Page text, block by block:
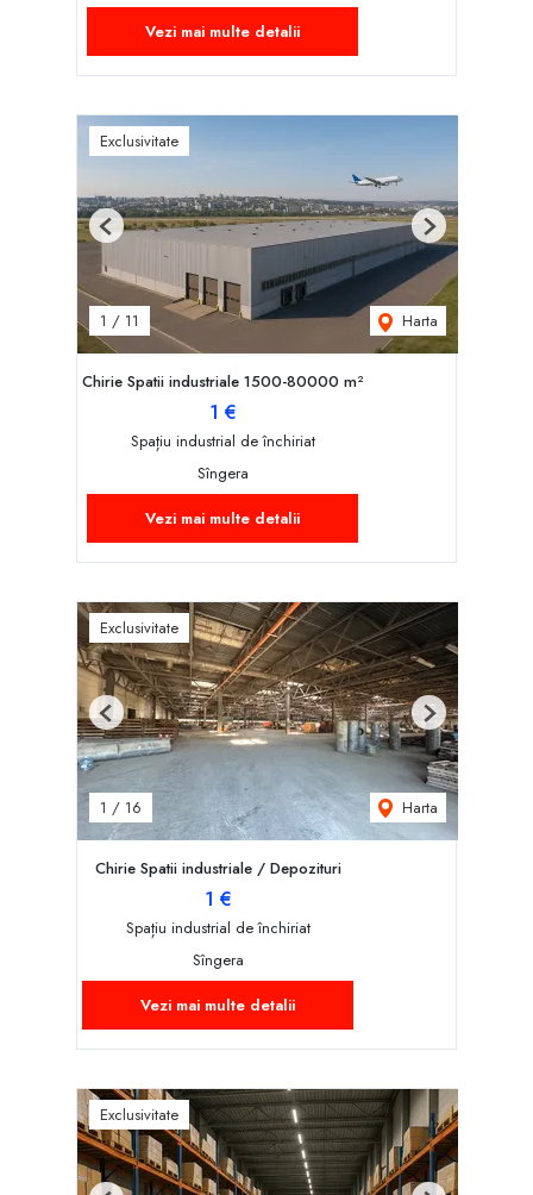
Vezi mai multe detalii
Exclusivitate
1 / 11 Harta
Previous Next
Chirie Spatii industriale 1500-80000 m²
1 €
Spațiu industrial de închiriat
Sîngera
Vezi mai multe detalii
Exclusivitate
1 / 16 Harta
Previous Next
Chirie Spatii industriale / Depozituri
1 €
Spațiu industrial de închiriat
Sîngera
Vezi mai multe detalii
Exclusivitate